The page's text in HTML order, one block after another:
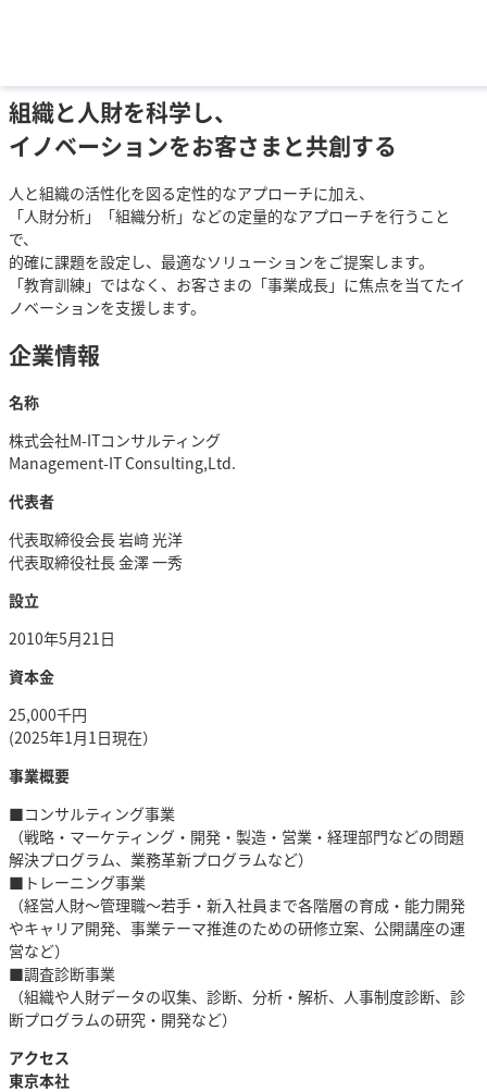
組織と人財を科学し、
イノベーションをお客さまと共創する
人と組織の活性化を図る定性的なアプローチに加え、
「人財分析」「組織分析」などの定量的なアプローチを行うこと
で、
的確に課題を設定し、最適なソリューションをご提案します。
「教育訓練」ではなく、お客さまの「事業成長」に焦点を当てたイ
ノベーションを支援します。
企業情報
名称
株式会社M-ITコンサルティング
Management-IT Consulting,Ltd.
代表者
代表取締役会長 岩﨑 光洋
代表取締役社長 金澤 一秀
設立
2010年5月21日
資本金
25,000千円
(2025年1月1日現在）
事業概要
■コンサルティング事業
（戦略・マーケティング・開発・製造・営業・経理部門などの問題
解決プログラム、業務革新プログラムなど）
■トレーニング事業
（経営人財～管理職～若手・新入社員まで各階層の育成・能力開発
やキャリア開発、事業テーマ推進のための研修立案、公開講座の運
営など）
■調査診断事業
（組織や人財データの収集、診断、分析・解析、人事制度診断、診
断プログラムの研究・開発など）
アクセス
東京本社